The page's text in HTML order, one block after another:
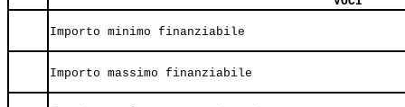
Importo minimo finanziabile
Importo massimo finanziabile